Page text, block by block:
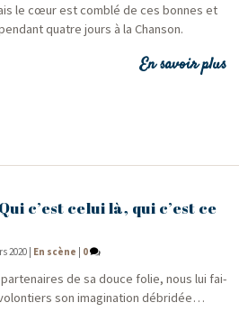
le cœur est com­blé de ces bonnes et
quatre jours à la Chanson.
En savoir plus
c’est celui là, qui c’est ce
2020 En scène 0
de sa douce folie, nous lui fai­
son ima­gi­na­tion débridée…